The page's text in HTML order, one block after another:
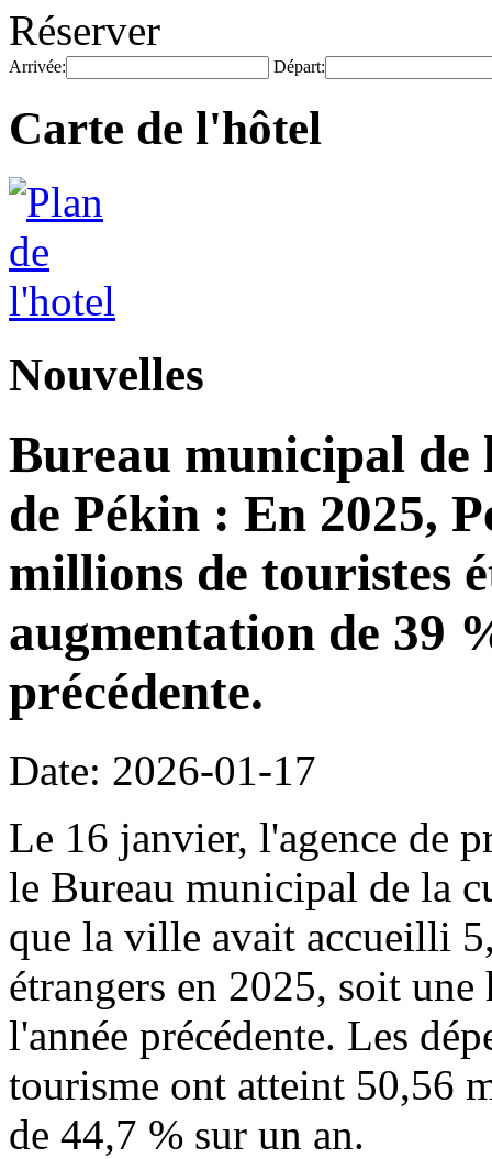
Réserver
Arrivée: Départ:
Carte de l'hôtel
Nouvelles
Bureau municipal
de Pékin : En 2025,
millions de touristes
augmentation de 39
précédente.
Date: 2026-01-17
Le 16 janvier, l'agence de
le Bureau municipal de la
que la ville avait accueilli
étrangers en 2025, soit
l'année précédente. Les
tourisme ont atteint 50,56
de 44,7 % sur un an.